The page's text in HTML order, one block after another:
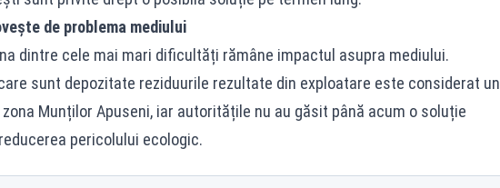
de problema mediului
dintre cele mai mari dificultăți rămâne impactul asupra mediului.
sunt depozitate reziduurile rezultate din exploatare este considerat un
Munților Apuseni, iar autoritățile nu au găsit până acum o soluție
pericolului ecologic.